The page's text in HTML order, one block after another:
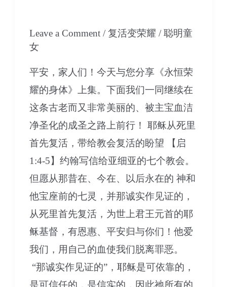
身
体-
下
集
Leave a Comment / 复活变荣耀 / 聪明童
女
平安，家人们！今天与您分享《永恒荣
耀的身体》上集。下面我们一同继续在
这条古老而又非常美丽的、被主宝血洁
净圣化的成圣之路上前行！ 耶稣从死里
首先复活，带给教会复活的盼望 【启
1:4-5】约翰写信给亚细亚的七个教会。
但愿从那昔在、今在、以后永在的 神和
他宝座前的七灵，并那诚实作见证的，
从死里首先复活，为世上君王元首的耶
稣基督，有恩惠、平安归与你们！他爱
我们，用自己的血使我们脱离罪恶。
“那诚实作见证的”，耶稣是可依靠的，
是可信任的，是信实的，因此祂所有的